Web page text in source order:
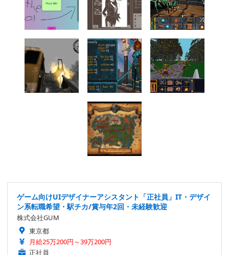
ゲーム向けUIデザイナーアシスタント「正社員」IT・デザイ
ン系転職希望・駅チカ/賞与年2回・未経験歓迎
株式会社GUM
東京都
月給25万200円～39万200円
正社員